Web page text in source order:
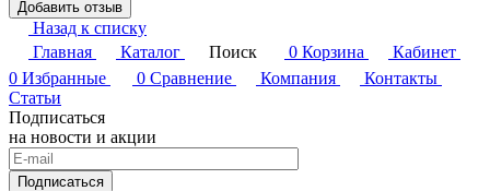
Добавить отзыв
Назад к списку
Главная
Каталог Поиск 0 Корзина
Кабинет
0 Избранные 0 Сравнение Компания
Контакты
Статьи
Подписаться
на новости и акции
Подписаться